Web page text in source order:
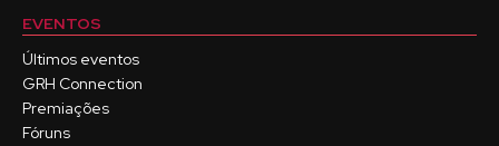
EVENTOS
Últimos eventos
GRH Connection
Premiações
Fóruns